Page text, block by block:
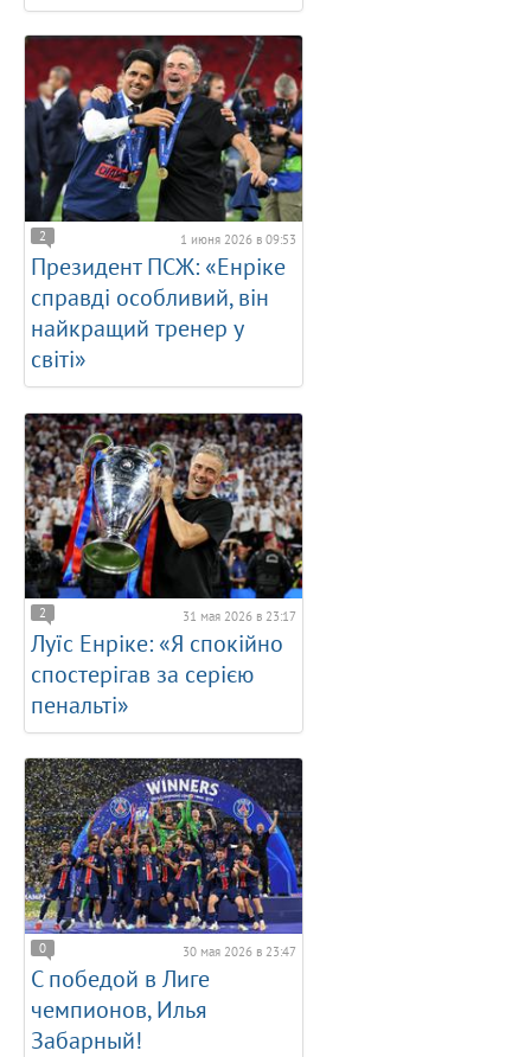
2 1 июня 2026 в 09:53
Президент ПСЖ: «Енріке
справді особливий, він
найкращий тренер у
світі»
2 31 мая 2026 в 23:17
Луїс Енріке: «Я спокійно
спостерігав за серією
пенальті»
0 30 мая 2026 в 23:47
С победой в Лиге
чемпионов, Илья
Забарный!